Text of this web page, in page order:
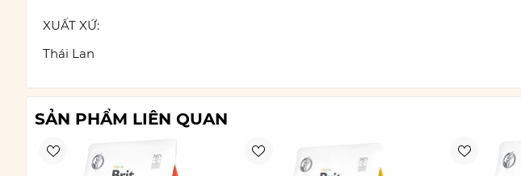
XUẤT XỨ:
Thái Lan
SẢN PHẨM LIÊN QUAN